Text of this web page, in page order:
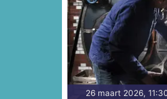
26 maart 2026,